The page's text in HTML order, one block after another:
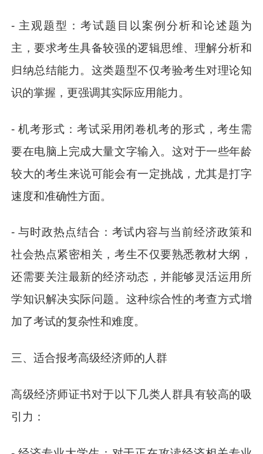
- 主观题型：考试题目以案例分析和论述题为
主，要求考生具备较强的逻辑思维、理解分析和
归纳总结能力。这类题型不仅考验考生对理论知
识的掌握，更强调其实际应用能力。
- 机考形式：考试采用闭卷机考的形式，考生需
要在电脑上完成大量文字输入。这对于一些年龄
较大的考生来说可能会有一定挑战，尤其是打字
速度和准确性方面。
- 与时政热点结合：考试内容与当前经济政策和
社会热点紧密相关，考生不仅要熟悉教材大纲，
还需要关注最新的经济动态，并能够灵活运用所
学知识解决实际问题。这种综合性的考查方式增
加了考试的复杂性和难度。
三、适合报考高级经济师的人群
高级经济师证书对于以下几类人群具有较高的吸
引力：